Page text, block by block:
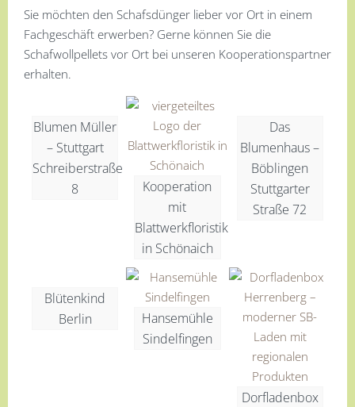
Sie möchten den Schafsdünger lieber vor Ort in einem
Fachgeschäft erwerben? Gerne können Sie die
Schafwollpellets vor Ort bei unseren Kooperationspartner
erhalten.
Blumen Müller
– Stuttgart
Schreiberstraße
8
Kooperation
mit
Blattwerkfloristik
in Schönaich
Das
Blumenhaus –
Böblingen
Stuttgarter
Straße 72
Blütenkind
Berlin
Hansemühle
Sindelfingen
Dorfladenbox